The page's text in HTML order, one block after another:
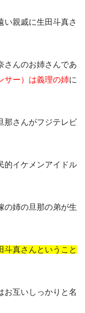
い親戚に生田斗真さ
さんのお姉さんであ
サー）は義理の姉に
那さんがフジテレビ
的イケメンアイドル
の姉の旦那の弟が生
斗真さんということ
お互いしっかりと名